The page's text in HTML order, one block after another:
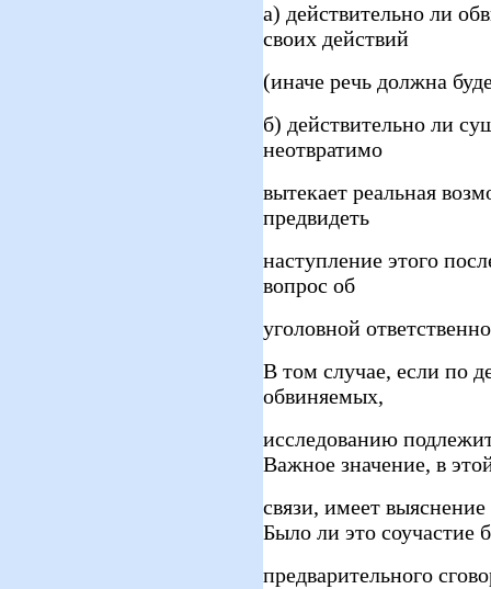
а) действительно ли
своих действий
(иначе речь должна
б) действительно ли
неотвратимо
вытекает реальная
предвидеть
наступление этого
вопрос об
уголовной
В том случае, если по
обвиняемых,
исследованию
Важное значение, в
связи, имеет
Было ли это соучастие
предварительного